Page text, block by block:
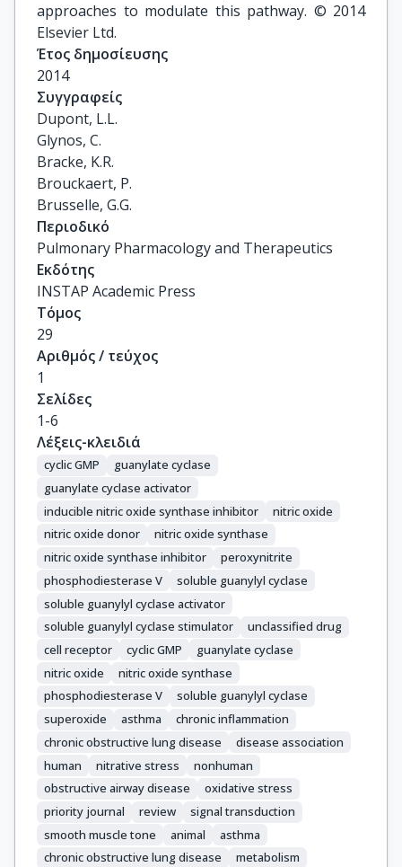
approaches to modulate this pathway. © 2014
Elsevier Ltd.
Έτος δημοσίευσης
2014
Συγγραφείς
Dupont, L.L.
Glynos, C.
Bracke, K.R.
Brouckaert, P.
Brusselle, G.G.
Περιοδικό
Pulmonary Pharmacology and Therapeutics
Εκδότης
INSTAP Academic Press
Τόμος
29
Αριθμός / τεύχος
1
Σελίδες
1-6
Λέξεις-κλειδιά
cyclic GMP
guanylate cyclase
guanylate cyclase activator
inducible nitric oxide synthase inhibitor
nitric oxide
nitric oxide donor
nitric oxide synthase
nitric oxide synthase inhibitor
peroxynitrite
phosphodiesterase V
soluble guanylyl cyclase
soluble guanylyl cyclase activator
soluble guanylyl cyclase stimulator
unclassified drug
cell receptor
cyclic GMP
guanylate cyclase
nitric oxide
nitric oxide synthase
phosphodiesterase V
soluble guanylyl cyclase
superoxide
asthma
chronic inflammation
chronic obstructive lung disease
disease association
human
nitrative stress
nonhuman
obstructive airway disease
oxidative stress
priority journal
review
signal transduction
smooth muscle tone
animal
asthma
chronic obstructive lung disease
metabolism